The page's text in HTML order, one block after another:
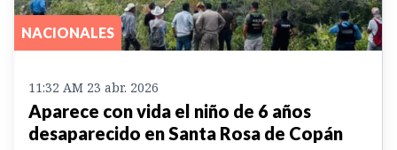
NACIONALES
11:32 AM 23 abr. 2026
Aparece con vida el niño de 6 años
desaparecido en Santa Rosa de Copán